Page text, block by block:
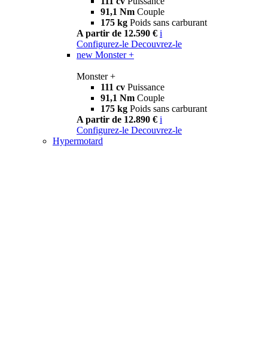
91,1 Nm Couple
175 kg Poids sans carburant
A partir de 12.590 € i
Configurez-le Decouvrez-le
new Monster +
Monster +
111 cv Puissance
91,1 Nm Couple
175 kg Poids sans carburant
A partir de 12.890 € i
Configurez-le Decouvrez-le
Hypermotard